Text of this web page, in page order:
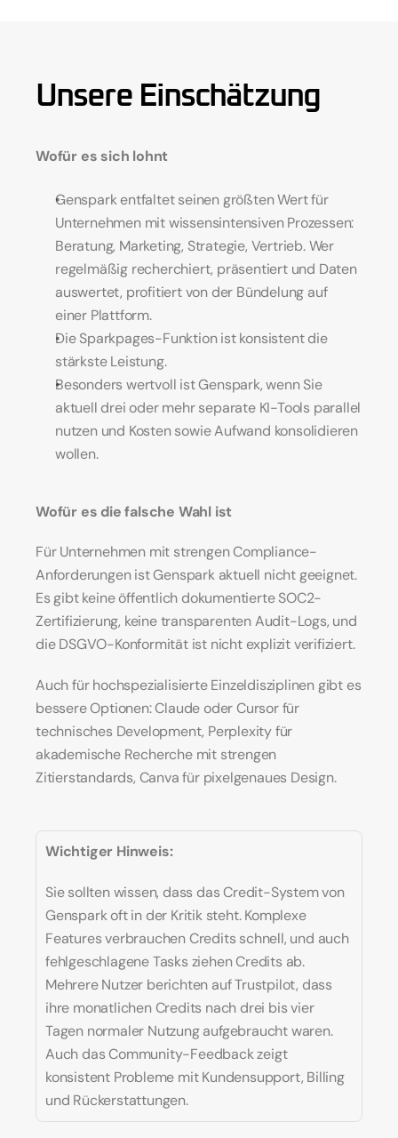
Unsere Einschätzung
Wofür es sich lohnt
Genspark entfaltet seinen größten Wert für
Unternehmen mit wissensintensiven Prozessen:
Beratung, Marketing, Strategie, Vertrieb. Wer
regelmäßig recherchiert, präsentiert und Daten
auswertet, profitiert von der Bündelung auf
einer Plattform.
Die Sparkpages-Funktion ist konsistent die
stärkste Leistung.
Besonders wertvoll ist Genspark, wenn Sie
aktuell drei oder mehr separate KI-Tools parallel
nutzen und Kosten sowie Aufwand konsolidieren
wollen.
Wofür es die falsche Wahl ist
Für Unternehmen mit strengen Compliance-
Anforderungen ist Genspark aktuell nicht geeignet.
Es gibt keine öffentlich dokumentierte SOC2-
Zertifizierung, keine transparenten Audit-Logs, und
die DSGVO-Konformität ist nicht explizit verifiziert.
Auch für hochspezialisierte Einzeldisziplinen gibt es
bessere Optionen: Claude oder Cursor für
technisches Development, Perplexity für
akademische Recherche mit strengen
Zitierstandards, Canva für pixelgenaues Design.
Wichtiger Hinweis:
Sie sollten wissen, dass das Credit-System von
Genspark oft in der Kritik steht. Komplexe
Features verbrauchen Credits schnell, und auch
fehlgeschlagene Tasks ziehen Credits ab.
Mehrere Nutzer berichten auf Trustpilot, dass
ihre monatlichen Credits nach drei bis vier
Tagen normaler Nutzung aufgebraucht waren.
Auch das Community-Feedback zeigt
konsistent Probleme mit Kundensupport, Billing
und Rückerstattungen.